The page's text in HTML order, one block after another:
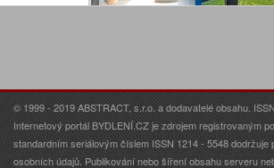
© 1999 - 2019 ABSTRACT, s.r.o. a dodavatelé obsahu.
Internetový portál BYDLENÍ.CZ je zdrojem registrovaným
standardním seriálovým číslem ISSN 1214 - 5548
osobních údajů. Publikování nebo šíření obsahu serveru